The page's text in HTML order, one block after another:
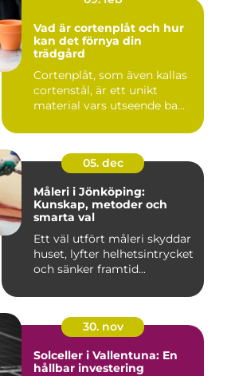
Vad är cortenplåt och hur
kan det förnya din
trädgård
Cortenplåt, som även kallas
cortenstål, är ett unikt
material vars utseende ba...
05. dec
Måleri i Jönköping:
Kunskap, metoder och
smarta val
Ett väl utfört måleri skyddar
huset, lyfter helhetsintrycket
och sänker framtid...
30. nov
Solceller i Vallentuna: En
hållbar investering